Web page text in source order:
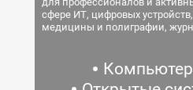
сфере ИТ, цифровых
медицины и полиграфии,